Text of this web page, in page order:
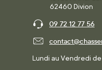
62460 Divion
09 72 12 77 56
Lundi au Vendredi de